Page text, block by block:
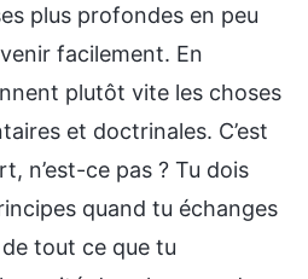
plus profondes en peu
facilement. En
plutôt vite les choses
et doctrinales. C’est
n’est-ce pas ? Tu dois
quand tu échanges
tout ce que tu